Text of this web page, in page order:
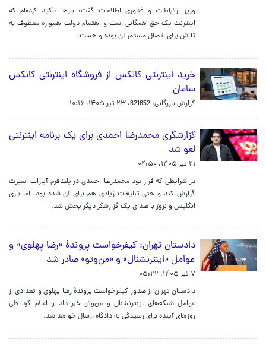
وزیر ارتباطات و فناوری اطلاعات گفت: بارها تأکید کرده‌ام که
اینترنت یک حق همگانی است و اهتمام دولت همواره معطوف به
تلاش برای اتصال مستمر آن بوده و هست.
خرید اینترنتی کانکس از فروشگاه اینترنتی کانکس
سامان
گزارش بازرگانی، 621652، ۲۳ تیر ۱۴۰۵، ۱۰:۱۶
گزارشگری محمدرضا احمدی برای یک برنامه اینترنتی
لغو شد
۲۱ تیر ۱۴۰۵، ۰۴:۵۰
در شرایطی که قرار بود محمدرضا احمدی در پلت‌فرم آپارات اسپرت
گزارش کند و حتی تبلیغات زیادی هم برای آن شده بود، اما بازی
انگلیس و نروژ با صدای یک گزارشگر دیگر پخش شد.
دادستان تهران: کیفرخواست پروندهٔ «رضا پهلوی» و
عوامل «اینترنشنال» و «من‌وتو» صادر شد
۷ تیر ۱۴۰۵، ۰۵:۲۲
دادستان تهران از صدور کیفرخواست پروندهٔ رضا پهلوی و تعدادی از
عوامل شبکه‌های اینترنشنال و من‌وتو خبر داد و اعلام کرد طی
روزهای آینده برای رسیدگی به دادگاه ارسال خواهد شد.